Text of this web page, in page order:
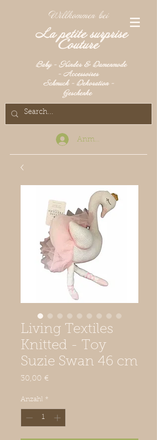
Willkommen bei
La petite surprise
Couture
Baby - Kinder & Damenmode
- Accessoires
Schmuck - Dekoration -
Geschenke
Anmelden
Living Textiles
Knitted - Toy
Suzie Swan 46 cm
30,00 €Preis
Anzahl *